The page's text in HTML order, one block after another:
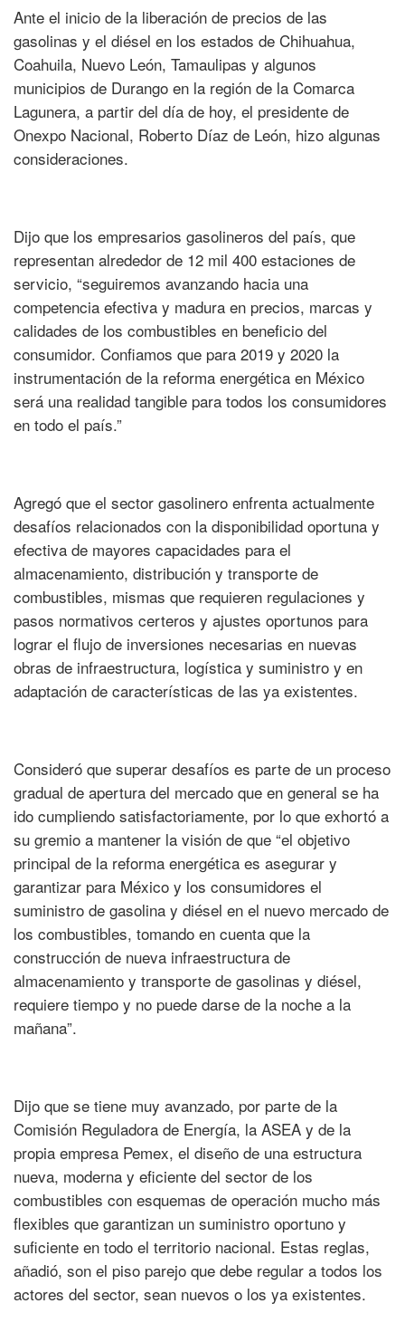
Ante el inicio de la liberación de precios de las
gasolinas y el diésel en los estados de Chihuahua,
Coahuila, Nuevo León, Tamaulipas y algunos
municipios de Durango en la región de la Comarca
Lagunera, a partir del día de hoy, el presidente de
Onexpo Nacional, Roberto Díaz de León, hizo algunas
consideraciones.
Dijo que los empresarios gasolineros del país, que
representan alrededor de 12 mil 400 estaciones de
servicio, “seguiremos avanzando hacia una
competencia efectiva y madura en precios, marcas y
calidades de los combustibles en beneficio del
consumidor. Confiamos que para 2019 y 2020 la
instrumentación de la reforma energética en México
será una realidad tangible para todos los consumidores
en todo el país.”
Agregó que el sector gasolinero enfrenta actualmente
desafíos relacionados con la disponibilidad oportuna y
efectiva de mayores capacidades para el
almacenamiento, distribución y transporte de
combustibles, mismas que requieren regulaciones y
pasos normativos certeros y ajustes oportunos para
lograr el flujo de inversiones necesarias en nuevas
obras de infraestructura, logística y suministro y en
adaptación de características de las ya existentes.
Consideró que superar desafíos es parte de un proceso
gradual de apertura del mercado que en general se ha
ido cumpliendo satisfactoriamente, por lo que exhortó a
su gremio a mantener la visión de que “el objetivo
principal de la reforma energética es asegurar y
garantizar para México y los consumidores el
suministro de gasolina y diésel en el nuevo mercado de
los combustibles, tomando en cuenta que la
construcción de nueva infraestructura de
almacenamiento y transporte de gasolinas y diésel,
requiere tiempo y no puede darse de la noche a la
mañana”.
Dijo que se tiene muy avanzado, por parte de la
Comisión Reguladora de Energía, la ASEA y de la
propia empresa Pemex, el diseño de una estructura
nueva, moderna y eficiente del sector de los
combustibles con esquemas de operación mucho más
flexibles que garantizan un suministro oportuno y
suficiente en todo el territorio nacional. Estas reglas,
añadió, son el piso parejo que debe regular a todos los
actores del sector, sean nuevos o los ya existentes.